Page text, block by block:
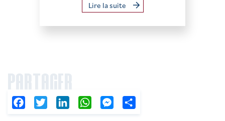
Lire la suite
PARTAGER
FacebookTwitter LinkedIn WhatsAppMessenger